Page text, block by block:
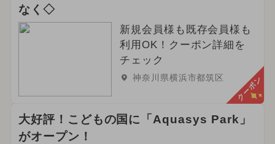
なく◇
新規会員様も既存会員様も
利用OK！クーポン詳細を
チェック
神奈川県横浜市都筑区 クーポン
大好評！こどもの国に「Aquasys Park」
がオープン！